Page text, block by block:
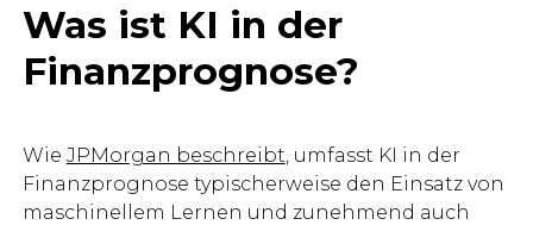
Was ist KI in der
Finanzprognose?
Wie JPMorgan beschreibt, umfasst KI in der
Finanzprognose typischerweise den Einsatz von
maschinellem Lernen und zunehmend auch